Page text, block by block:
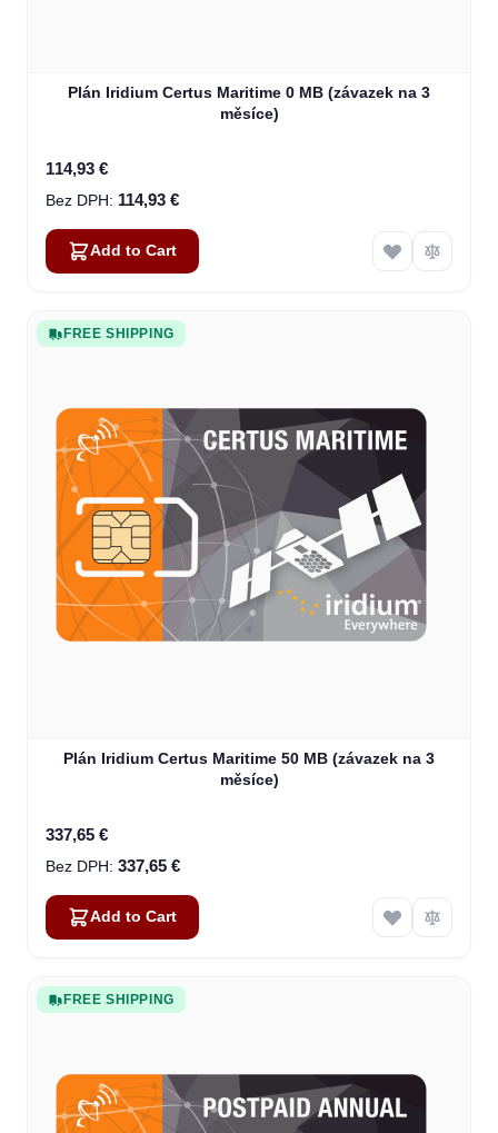
Plán Iridium Certus Maritime 0 MB (závazek na 3
měsíce)
114,93 €
114,93 €
Add to Cart
FREE SHIPPING
Plán Iridium Certus Maritime 50 MB (závazek na 3
měsíce)
337,65 €
337,65 €
Add to Cart
FREE SHIPPING